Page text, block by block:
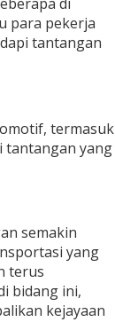
para pekerja
tantangan
termasuk
tantangan yang
semakin
yang
terus
bidang ini,
kejayaan